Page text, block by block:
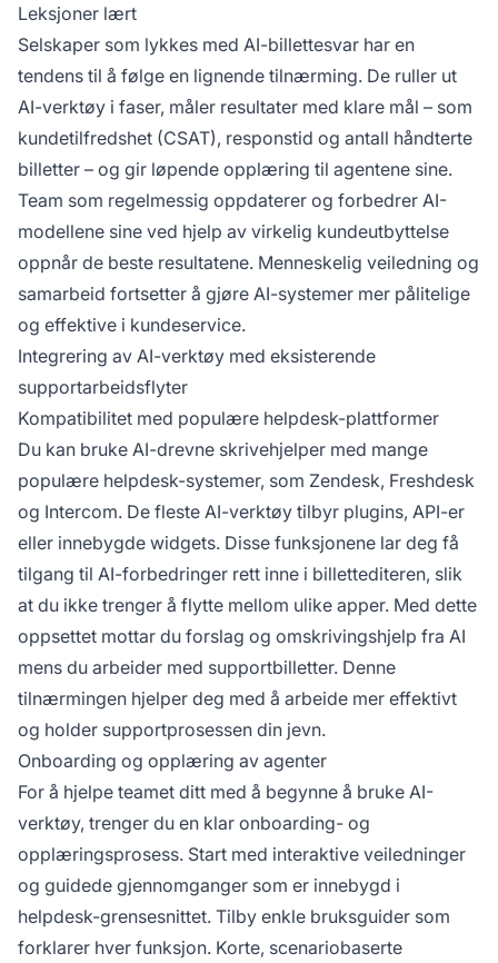
Leksjoner lært
Selskaper som lykkes med AI-billettesvar har en
tendens til å følge en lignende tilnærming. De ruller ut
AI-verktøy i faser, måler resultater med klare mål – som
kundetilfredshet (CSAT), responstid og antall håndterte
billetter – og gir løpende opplæring til agentene sine.
Team som regelmessig oppdaterer og forbedrer AI-
modellene sine ved hjelp av virkelig kundeutbyttelse
oppnår de beste resultatene. Menneskelig veiledning og
samarbeid fortsetter å gjøre AI-systemer mer pålitelige
og effektive i kundeservice.
Integrering av AI-verktøy med eksisterende
supportarbeidsflyter
Kompatibilitet med populære helpdesk-plattformer
Du kan bruke AI-drevne skrivehjelper med mange
populære helpdesk-systemer, som Zendesk, Freshdesk
og Intercom. De fleste AI-verktøy tilbyr plugins, API-er
eller innebygde widgets. Disse funksjonene lar deg få
tilgang til AI-forbedringer rett inne i billettediteren, slik
at du ikke trenger å flytte mellom ulike apper. Med dette
oppsettet mottar du forslag og omskrivingshjelp fra AI
mens du arbeider med supportbilletter. Denne
tilnærmingen hjelper deg med å arbeide mer effektivt
og holder supportprosessen din jevn.
Onboarding og opplæring av agenter
For å hjelpe teamet ditt med å begynne å bruke AI-
verktøy, trenger du en klar onboarding- og
opplæringsprosess. Start med interaktive veiledninger
og guidede gjennomganger som er innebygd i
helpdesk-grensesnittet. Tilby enkle bruksguider som
forklarer hver funksjon. Korte, scenariobaserte